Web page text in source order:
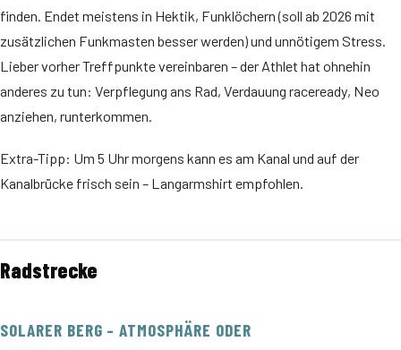
finden. Endet meistens in Hektik, Funklöchern (soll ab 2026 mit
zusätzlichen Funkmasten besser werden) und unnötigem Stress.
Lieber vorher Treffpunkte vereinbaren – der Athlet hat ohnehin
anderes zu tun: Verpflegung ans Rad, Verdauung raceready, Neo
anziehen, runterkommen.
Extra-Tipp: Um 5 Uhr morgens kann es am Kanal und auf der
Kanalbrücke frisch sein – Langarmshirt empfohlen.
Radstrecke
SOLARER BERG – ATMOSPHÄRE ODER